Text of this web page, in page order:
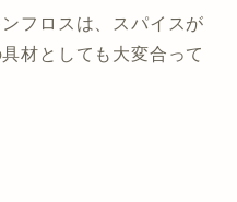
フロスは、スパイスが
材としても大変合って